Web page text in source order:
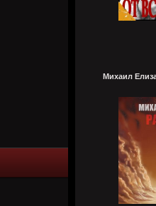
Вчера в
Ну лежит, то и
typical crabs
Вчера в
пересматриваю
версус,слово и
лига гнойного
Михаил